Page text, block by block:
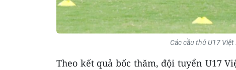
Các cầu thủ U17
Theo kết quả bốc thăm, đội tuyển U17